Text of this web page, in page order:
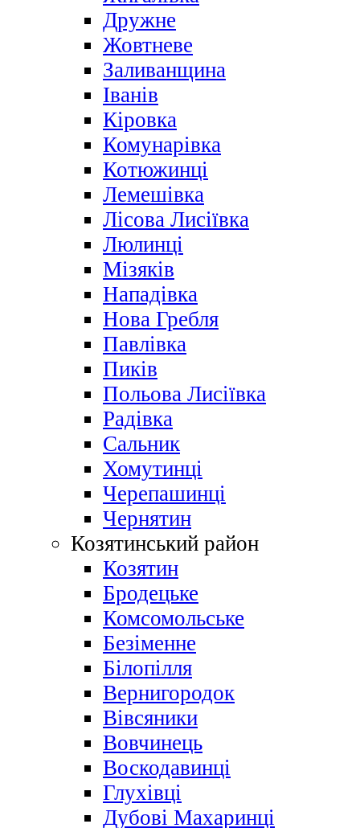
Дружне
Жовтневе
Заливанщина
Іванів
Кіровка
Комунарівка
Котюжинці
Лемешівка
Лісова Лисіївка
Люлинці
Мізяків
Нападівка
Нова Гребля
Павлівка
Пиків
Польова Лисіївка
Радівка
Сальник
Хомутинці
Черепашинці
Чернятин
Козятинський район
Козятин
Бродецьке
Комсомольське
Безіменне
Білопілля
Вернигородок
Вівсяники
Вовчинець
Воскодавинці
Глухівці
Дубові Махаринці